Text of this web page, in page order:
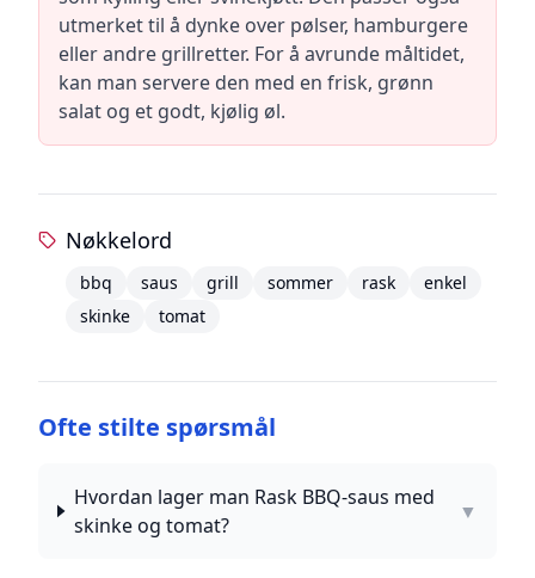
utmerket til å dynke over pølser, hamburgere
eller andre grillretter. For å avrunde måltidet,
kan man servere den med en frisk, grønn
salat og et godt, kjølig øl.
Nøkkelord
bbq saus grill sommer rask
enkel
skinke
tomat
Ofte stilte spørsmål
Hvordan lager man Rask BBQ-saus med
skinke og tomat?
▼